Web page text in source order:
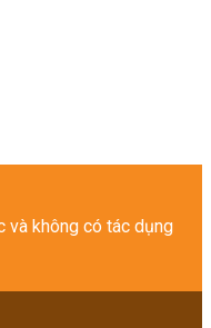
và không có tác dụng